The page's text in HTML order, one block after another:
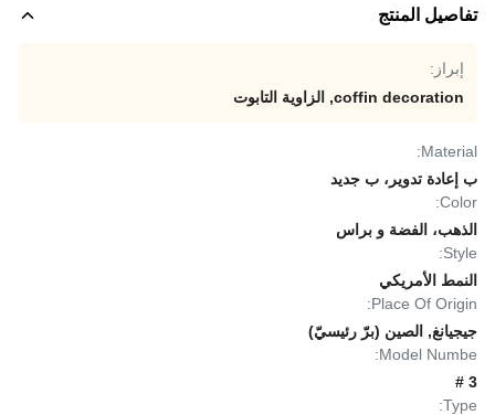
تفاصيل المنتج
إبراز:
coffin decoration
, الزاوية التابوت
Material:
ب إعادة تدوير، ب جديد
Color:
الذهب، الفضة و براس
Style:
النمط الأمريكي
Place Of Origin:
جيجيانغ, الصين (برّ رئيسيّ)
Model Numbe:
3 #
Type: